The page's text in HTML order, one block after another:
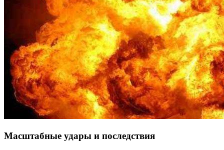
Масштабные удары и последствия